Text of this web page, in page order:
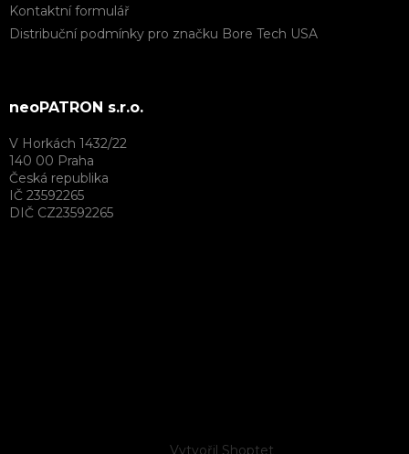
Kontaktní formulář
Distribuční podmínky pro značku Bore Tech USA
neoPATRON s.r.o.
V Horkách 1432/22
140 00 Praha
Česká republika
IČ 23592265
DIČ CZ23592265
Vytvořil Shoptet